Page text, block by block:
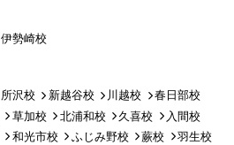
伊勢崎校
所沢校 新越谷校 川越校
春日部校
草加校 北浦和校 久喜校
入間校
和光市校 ふじみ野校 蕨校
羽生校